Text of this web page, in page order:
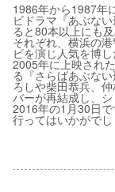
1986年から1987年
ビドラマ『あぶな
ると80本以上にも
それぞれ、横浜の
ビを演じ人気を博
2005年に上映され
る『さらばあぶな
ろしや柴田恭兵、
バーが再結成し、
2016年の1月30日
行ってはいかがでし